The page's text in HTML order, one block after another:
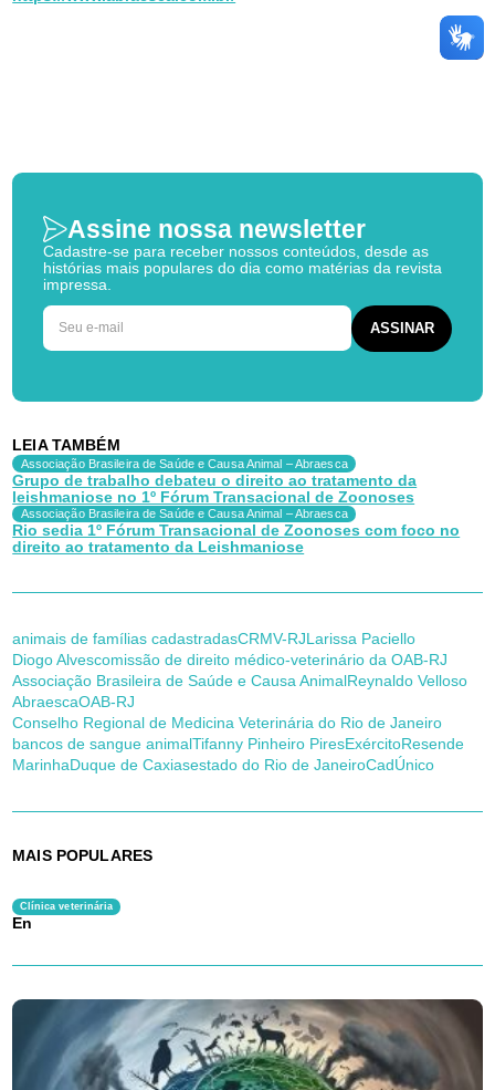
Assine nossa newsletter
Cadastre-se para receber nossos conteúdos, desde as
histórias mais populares do dia como matérias da revista
impressa.
LEIA TAMBÉM
Associação Brasileira de Saúde e Causa Animal – Abraesca
Grupo de trabalho debateu o direito ao tratamento da
leishmaniose no 1º Fórum Transacional de Zoonoses
Associação Brasileira de Saúde e Causa Animal – Abraesca
Rio sedia 1º Fórum Transacional de Zoonoses com foco no
direito ao tratamento da Leishmaniose
animais de famílias cadastradasCRMV-RJLarissa Paciello
Diogo Alvescomissão de direito médico-veterinário da OAB-RJ
Associação Brasileira de Saúde e Causa AnimalReynaldo Velloso
AbraescaOAB-RJ
Conselho Regional de Medicina Veterinária do Rio de Janeiro
bancos de sangue animalTifanny Pinheiro PiresExércitoResende
MarinhaDuque de Caxiasestado do Rio de JaneiroCadÚnico
MAIS POPULARES
Clínica veterinária
En